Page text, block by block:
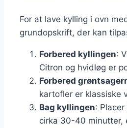
For at lave kylling i ovn
grundopskrift, der kan
Forbered kyllingen:
Citron og hvidløg er
Forbered
kartofler er klassiske
Bag kyllingen:
cirka 30-40 minutter,